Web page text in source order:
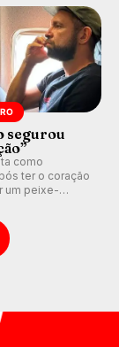
16 dias.
segurou
como
ter o coração
um peixe-
surfava na